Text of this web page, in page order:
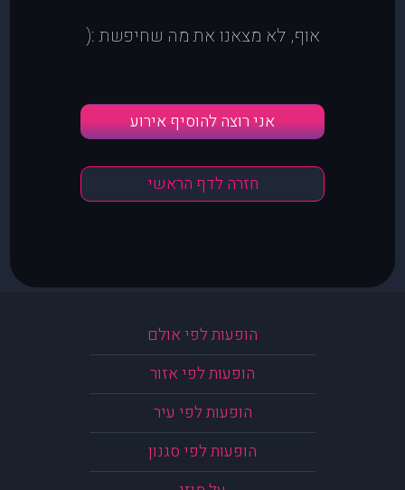
אוף, לא מצאנו את מה שחיפשת :(
אני רוצה להוסיף אירוע
חזרה לדף הראשי
הופעות לפי אולם
הופעות לפי אזור
הופעות לפי עיר
הופעות לפי סגנון